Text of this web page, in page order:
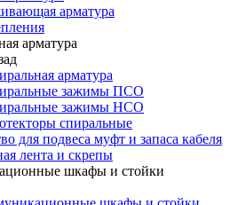
арматура
арматура
арматура
зажимы ПСО
зажимы НСО
спиральные
для подвеса муфт и запаса кабеля
лента и скрепы
шкафы и стойки